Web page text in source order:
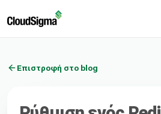
Επιστροφή στο blog